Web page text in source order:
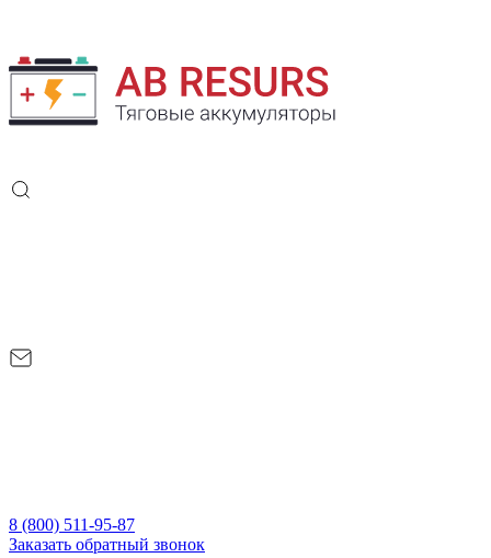
8 (800) 511-95-87
Заказать обратный звонок